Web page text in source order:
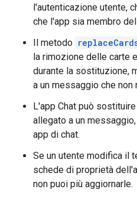
l'autenticazione utente,
che l'app sia membro
Il metodo
la rimozione delle carte
durante la sostituzione,
a un messaggio che non
L'app Chat può
allegato a un
app di chat.
Se un utente modifica il
schede di proprietà
non puoi più aggiornarle.